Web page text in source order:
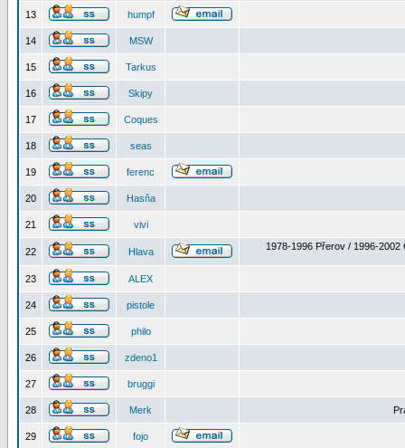
13 humpf
14 MSW
15 Tarkus
16 Skipy
17 Coques
18 seas
19 ferenc
20 Hasňa
21 vivi
22 Hlava 1978-1996 Přerov / 1996-2002
23 ALEX
24 pistole
25 philo
26 zdeno1
27 bruggi
28 Merk
29 fojo